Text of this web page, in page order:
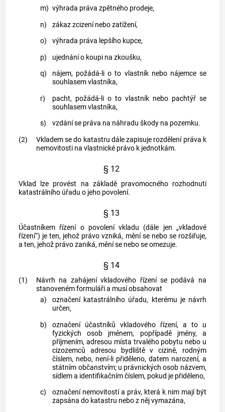
m) výhrada práva zpětného prodeje,
n)
zákaz zcizení nebo zatížení,
o)
výhrada práva lepšího kupce,
p)
ujednání o koupi na zkoušku,
q)
nájem, požádá-li o to vlastník nebo nájemce se
souhlasem vlastníka,
r)
pacht, požádá-li o to vlastník nebo pachtýř se
souhlasem vlastníka,
s)
vzdání se práva na náhradu škody na pozemku.
(2)
Vkladem se do katastru dále zapisuje rozdělení práva k
nemovitosti na vlastnické právo k jednotkám.
§ 12
Vklad lze provést na základě pravomocného rozhodnutí
katastrálního úřadu o jeho povolení.
§ 13
Účastníkem řízení o povolení vkladu (dále jen „vkladové
řízení“) je ten, jehož právo vzniká, mění se nebo se rozšiřuje,
a ten, jehož právo zaniká, mění se nebo se omezuje.
§ 14
(1)
Návrh na zahájení vkladového řízení se podává na
stanoveném formuláři a musí obsahovat
a)
označení katastrálního úřadu, kterému je návrh
určen,
b)
označení účastníků vkladového řízení, a to u
fyzických osob jménem, popřípadě jmény, a
příjmením, adresou místa trvalého pobytu nebo u
cizozemců adresou bydliště v cizině, rodným
číslem, nebo, není-li přiděleno, datem narození, a
státním občanstvím; u právnických osob názvem,
sídlem a identifikačním číslem, pokud je přiděleno,
c)
označení nemovitostí a práv, která k nim mají být
zapsána do katastru nebo z něj vymazána,